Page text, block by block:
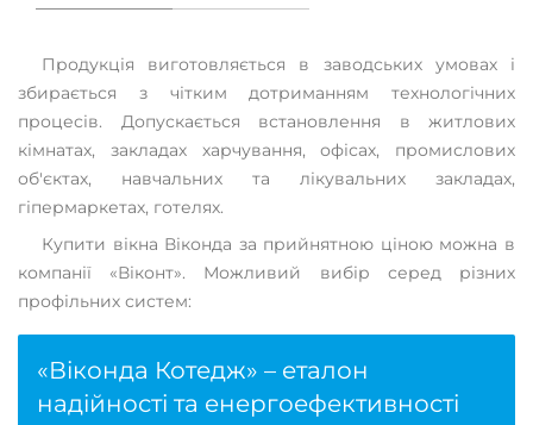
Продукція виготовляється в заводських умовах і
збирається з чітким дотриманням технологічних
процесів. Допускається встановлення в житлових
кімнатах, закладах харчування, офісах, промислових
об'єктах, навчальних та лікувальних закладах,
гіпермаркетах, готелях.
Купити вікна Віконда за прийнятною ціною можна в
компанії «Віконт». Можливий вибір серед різних
профільних систем:
«Віконда Котедж» – еталон
надійності та енергоефективності